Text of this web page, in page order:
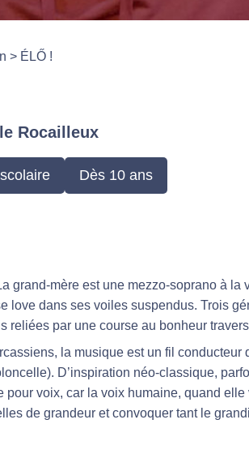
> ÉLŐ !
Rocailleux
Dès 10 ans
grand-mère est une mezzo-soprano à
love dans ses voiles suspendus. Trois
reliées par une course au bonheur
la musique est un fil conducteur
D’inspiration néo-classique,
voix, car la voix humaine, quand
de grandeur et convoquer tant le